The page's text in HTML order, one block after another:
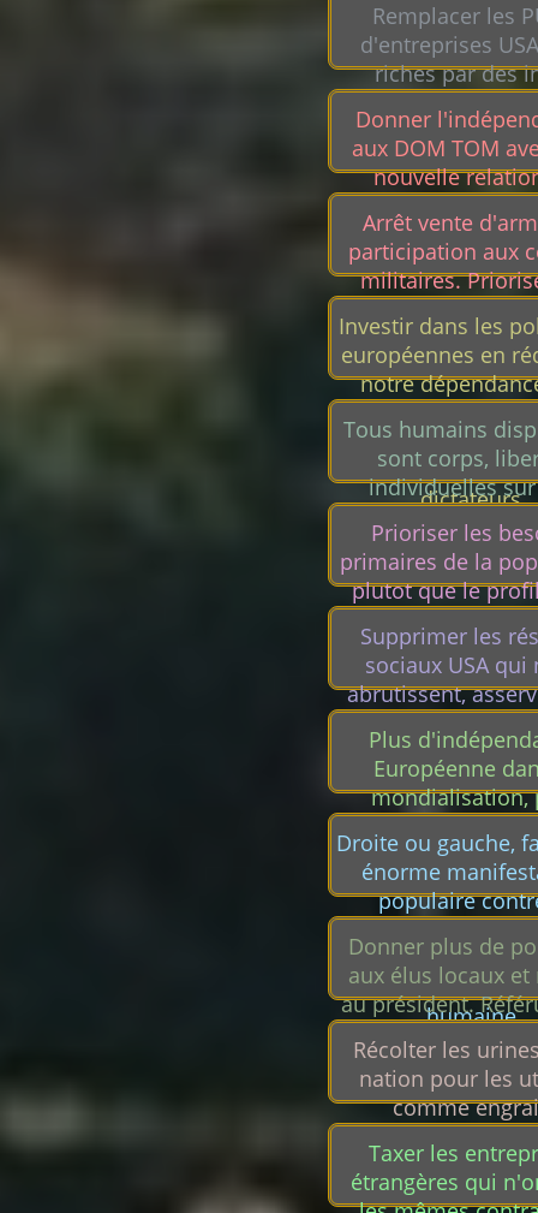
Remplacer les
d'entreprises
riches par des
locales,
associatives,
d'initiatives
Donner
aux DOM TOM
nouvelle
partenaires
Arrêt vente
participation aux
militaires.
droits humains,
et la vie des
territoire.
Investir dans les
européennes en
notre
puissances
Russie Chine.
d'Europe,
dictateurs.
Tous humains
sont corps,
individuelles
corps, hétéros,
femmes,
handicapés,
Prioriser les
primaires de la
plutot que le
croissance
nous tue et
besoins non
Supprimer les
sociaux USA qui
abrutissent,
divisent,
décourage...
Plus
Européenne
mondialisation,
d'écologie,
autonome, fiers,
d'USA, chine,
Droite ou gauche,
énorme
populaire
transformation du
entreprise et
France
humaine.
Donner plus de
aux élus locaux
au président.
pour faire une
constintinionnelle
UK,
Récolter les
nation pour les
comme
Taxer les
étrangères qui